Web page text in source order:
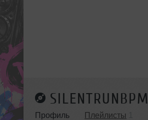
SILENTRUNBPM
Профиль Плейлисты